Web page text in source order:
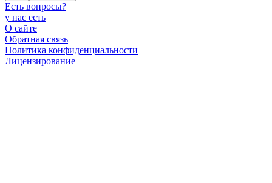
Есть вопросы?
у нас есть
О сайте
Обратная связь
Политика конфиденциальности
Лицензирование